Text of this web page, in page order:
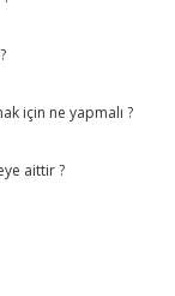
için ne yapmalı ?
aittir ?